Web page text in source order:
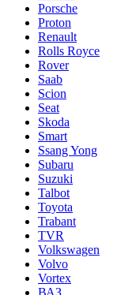
Porsche
Proton
Renault
Rolls Royce
Rover
Saab
Scion
Seat
Skoda
Smart
Ssang Yong
Subaru
Suzuki
Talbot
Toyota
Trabant
TVR
Volkswagen
Volvo
Vortex
ВАЗ